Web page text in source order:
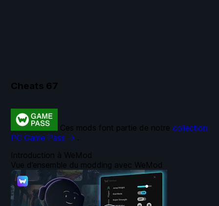
Cheats 67
Introduction à WeMod
Vue d’ensemble du modding avec WeMod
Ces mods font partie de notre collection
PC Game Pass → .